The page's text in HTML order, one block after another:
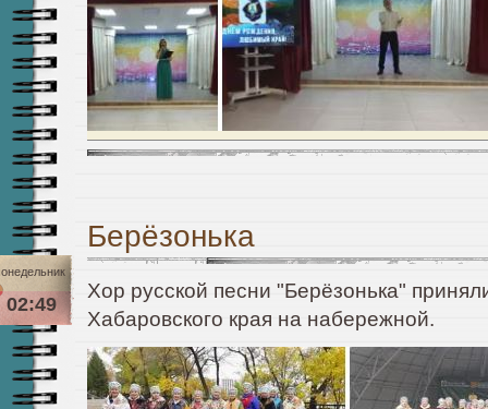
Берёзонька
02:49
Хор русской песни "Берёзонька"
Хабаровского края на набережной.